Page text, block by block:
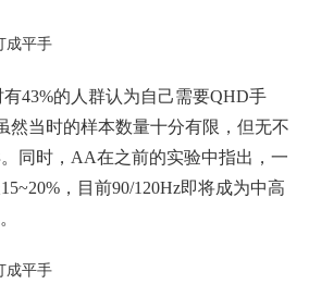
43%的人群认为自己需要QHD手
然当时的样本数量十分有限，但无不
同时，AA在之前的实验中指出，一
，目前90/120Hz即将成为中高